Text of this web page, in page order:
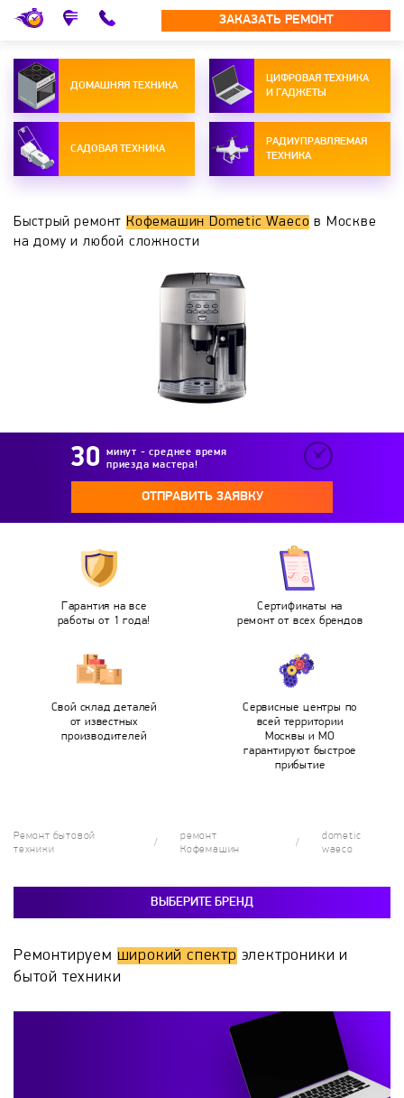
ЗАКАЗАТЬ РЕМОНТ
ДОМАШНЯЯ ТЕХНИКА
ЦИФРОВАЯ ТЕХНИКА
И ГАДЖЕТЫ
САДОВАЯ ТЕХНИКА
РАДИУПРАВЛЯЕМАЯ
ТЕХНИКА
Быстрый ремонт Кофемашин Dometic Waeco в Москве
на дому и любой сложности
минут - среднее время
приезда мастера!
ОТПРАВИТЬ ЗАЯВКУ
Гарантия на все
работы от 1 года!
Сертификаты на
ремонт от всех брендов
Свой склад деталей
от известных
производителей
Сервисные центры по
всей территории
Москвы и МО
гарантируют быстрое
прибытие
Ремонт бытовой
техники
ремонт
Кофемашин
dometic
waeco
ВЫБЕРИТЕ БРЕНД
Ремонтируем широкий спектр электроники и
бытой техники